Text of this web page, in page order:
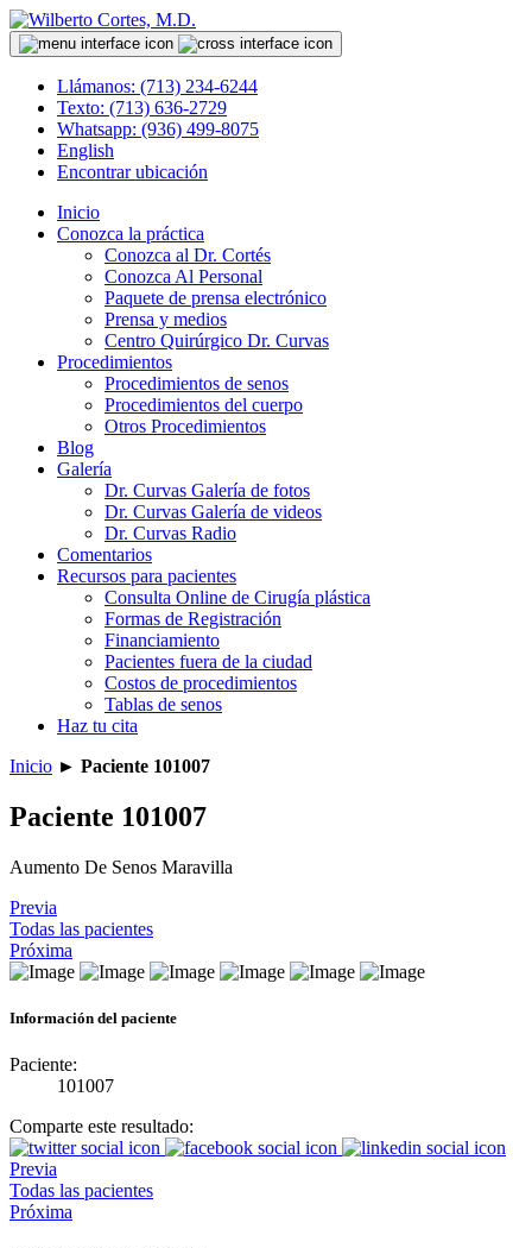
Llámanos: (713) 234-6244
Texto: (713) 636-2729
Whatsapp: (936) 499-8075
English
Encontrar ubicación
Inicio
Conozca la práctica
Conozca al Dr. Cortés
Conozca Al Personal
Paquete de prensa electrónico
Prensa y medios
Centro Quirúrgico Dr. Curvas
Procedimientos
Procedimientos de senos
Procedimientos del cuerpo
Otros Procedimientos
Blog
Galería
Dr. Curvas Galería de fotos
Dr. Curvas Galería de videos
Dr. Curvas Radio
Comentarios
Recursos para pacientes
Consulta Online de Cirugía plástica
Formas de Registración
Financiamiento
Pacientes fuera de la ciudad
Costos de procedimientos
Tablas de senos
Haz tu cita
Inicio ► Paciente 101007
Paciente 101007
Aumento De Senos Maravilla
Previa
Todas las pacientes
Próxima
Información del paciente
Paciente:
101007
Comparte este resultado:
Previa
Todas las pacientes
Próxima